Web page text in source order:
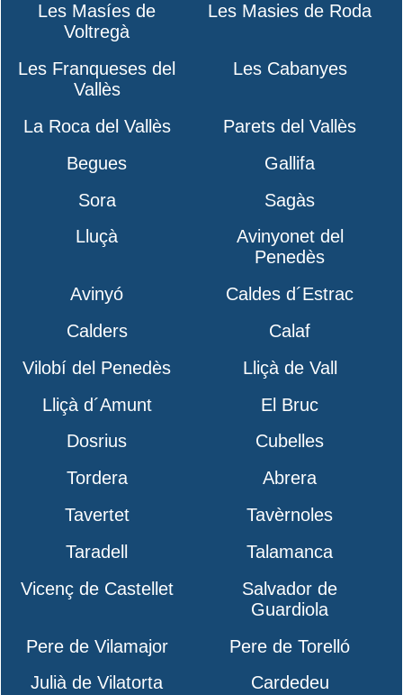
Les Masíes de
Voltregà
Les Masies de Roda
Les Franqueses del
Vallès
Les Cabanyes
La Roca del Vallès
Parets del Vallès
Begues
Gallifa
Sora
Sagàs
Lluçà
Avinyonet del
Penedès
Avinyó
Caldes d´Estrac
Calders
Calaf
Vilobí del Penedès
Lliçà de Vall
Lliçà d´Amunt
El Bruc
Dosrius
Cubelles
Tordera
Abrera
Tavertet
Tavèrnoles
Taradell
Talamanca
Vicenç de Castellet
Salvador de
Guardiola
Pere de Vilamajor
Pere de Torelló
Julià de Vilatorta
Cardedeu